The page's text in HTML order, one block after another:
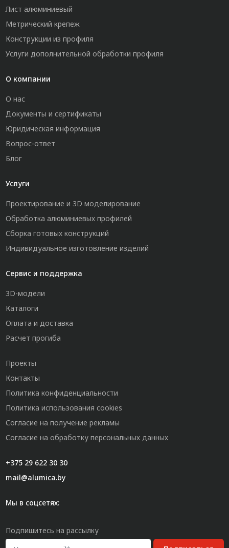
Лист алюминиевый
Метрический крепеж
Конструкции из профиля
Услуги дополнительной обработки профиля
О компании
О нас
Документы и сертификаты
Юридическая информация
Вопрос-ответ
Блог
Услуги
Проектирование и 3D моделирование
Обработка алюминиевых профилей
Сборка готовых конструкций
Индивидуальное изготовление изделий
Сервис и поддержка
3D-модели
Каталоги
Оплата и доставка
Расчет прогиба
Проекты
Контакты
Политика конфиденциальности
Политика использования cookies
Согласие на получение рекламы
Согласие на обработку персональных данных
+375 29 622 30 30
mail@alumica.by
Мы в соцсетях:
Подпишитесь на рассылку